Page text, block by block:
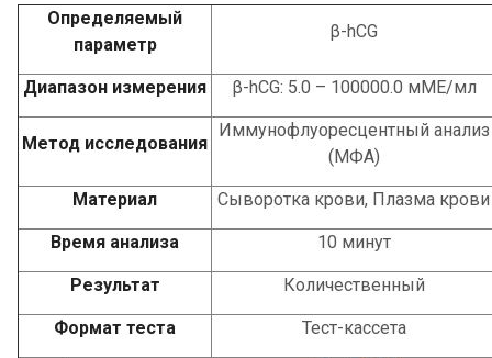
Определяемый
параметр
β-hCG
Диапазон измерения β-hCG: 5.0 – 100000.0 мМЕ/мл
Метод исследования
Иммунофлуоресцентный анализ
(МФА)
Материал Сыворотка крови, Плазма крови
Время анализа 10 минут
Результат Количественный
Формат теста Тест-кассета